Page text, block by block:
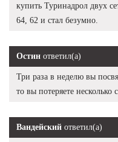
купить Туринадрол двух
64, 62 и стал безумно.
Остин ответил(а)
Три раза в неделю вы
то вы потеряете несколько
Вандейский ответил(а)